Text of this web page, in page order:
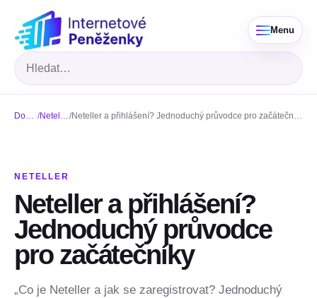
Menu
Hledat
Domů / Neteller / Neteller a přihlášení? Jednoduchý průvodce pro začátečníky
NETELLER
Neteller a přihlášení?
Jednoduchý průvodce
pro začátečníky
„Co je Neteller a jak se zaregistrovat? Jednoduchý